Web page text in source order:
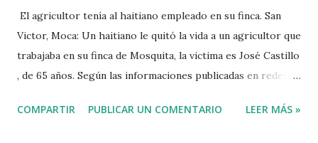
El agricultor tenía al haitiano empleado en su finca. San
Victor, Moca: Un haitiano le quitó la vida a un agricultor que
trabajaba en su finca de Mosquita, la victima es José Castillo
, de 65 años. Según las informaciones publicadas en redes
que el haitiano de inmediato se puso al acecho del
COMPARTIR PUBLICAR UN COMENTARIO LEER MÁS »